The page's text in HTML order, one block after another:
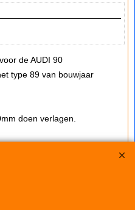
de AUDI 90
type 89 van bouwjaar
doen verlagen.